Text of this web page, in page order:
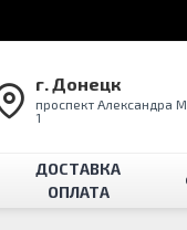
г. Донецк
проспект Александра
1
ДОСТАВКА
ОПЛАТА